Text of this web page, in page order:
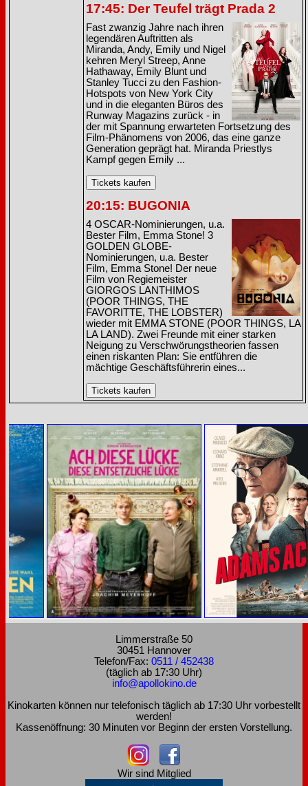
17:45: Der Teufel trägt Prada 2
Fast zwanzig Jahre nach ihren
legendären Auftritten als
Miranda, Andy, Emily und Nigel
kehren Meryl Streep, Anne
Hathaway, Emily Blunt und
Stanley Tucci zu den Fashion-
Hotspots von New York City
und in die eleganten Büros des
Runway Magazins zurück - in
der mit Spannung erwarteten Fortsetzung des
Film-Phänomens von 2006, das eine ganze
Generation geprägt hat. Miranda Priestlys
Kampf gegen Emily ...
20:15: BUGONIA
4 OSCAR-Nominierungen, u.a.
Bester Film, Emma Stone! 3
GOLDEN GLOBE-
Nominierungen, u.a. Bester
Film, Emma Stone! Der neue
Film von Regiemeister
GIORGOS LANTHIMOS
(POOR THINGS, THE
FAVORITTE, THE LOBSTER)
wieder mit EMMA STONE (POOR THINGS, LA
LA LAND). Zwei Freunde mit einer starken
Neigung zu Verschwörungstheorien fassen
einen riskanten Plan: Sie entführen die
mächtige Geschäftsführerin eines...
Limmerstraße 50
30451 Hannover
Telefon/Fax: 0511 / 452438
(täglich ab 17:30 Uhr)
info@apollokino.de
Kinokarten können nur telefonisch täglich ab 17:30 Uhr vorbestellt
werden!
Kassenöffnung: 30 Minuten vor Beginn der ersten Vorstellung.
Wir sind Mitglied